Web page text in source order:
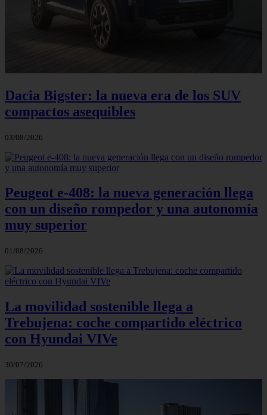
Dacia Bigster: la nueva era de los SUV
compactos asequibles
03/08/2026
Peugeot e-408: la nueva generación llega
con un diseño rompedor y una autonomía
muy superior
01/08/2026
La movilidad sostenible llega a
Trebujena: coche compartido eléctrico
con Hyundai VIVe
30/07/2026